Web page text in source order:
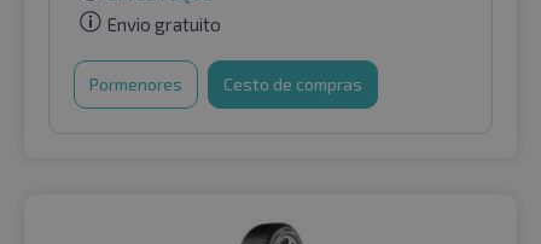
Envio gratuito
Pormenores Cesto de compras